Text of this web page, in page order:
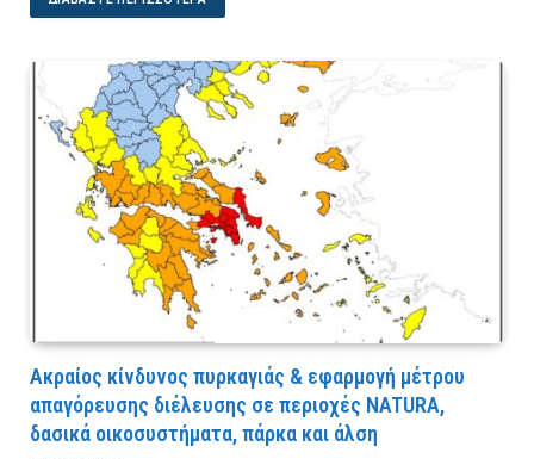
Ακραίος κίνδυνος πυρκαγιάς & εφαρμογή μέτρου
απαγόρευσης διέλευσης σε περιοχές NATURA,
δασικά οικοσυστήματα, πάρκα και άλση